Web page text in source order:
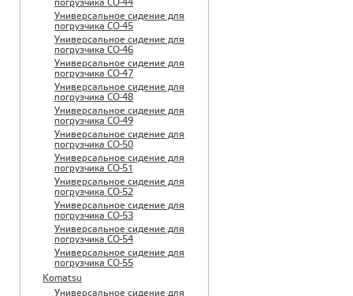
погрузчика CO-44
Универсальное сидение для
погрузчика CO-45
Универсальное сидение для
погрузчика CO-46
Универсальное сидение для
погрузчика CO-47
Универсальное сидение для
погрузчика CO-48
Универсальное сидение для
погрузчика CO-49
Универсальное сидение для
погрузчика CO-50
Универсальное сидение для
погрузчика CO-51
Универсальное сидение для
погрузчика CO-52
Универсальное сидение для
погрузчика CO-53
Универсальное сидение для
погрузчика CO-54
Универсальное сидение для
погрузчика CO-55
Komatsu
Универсальное сидение для